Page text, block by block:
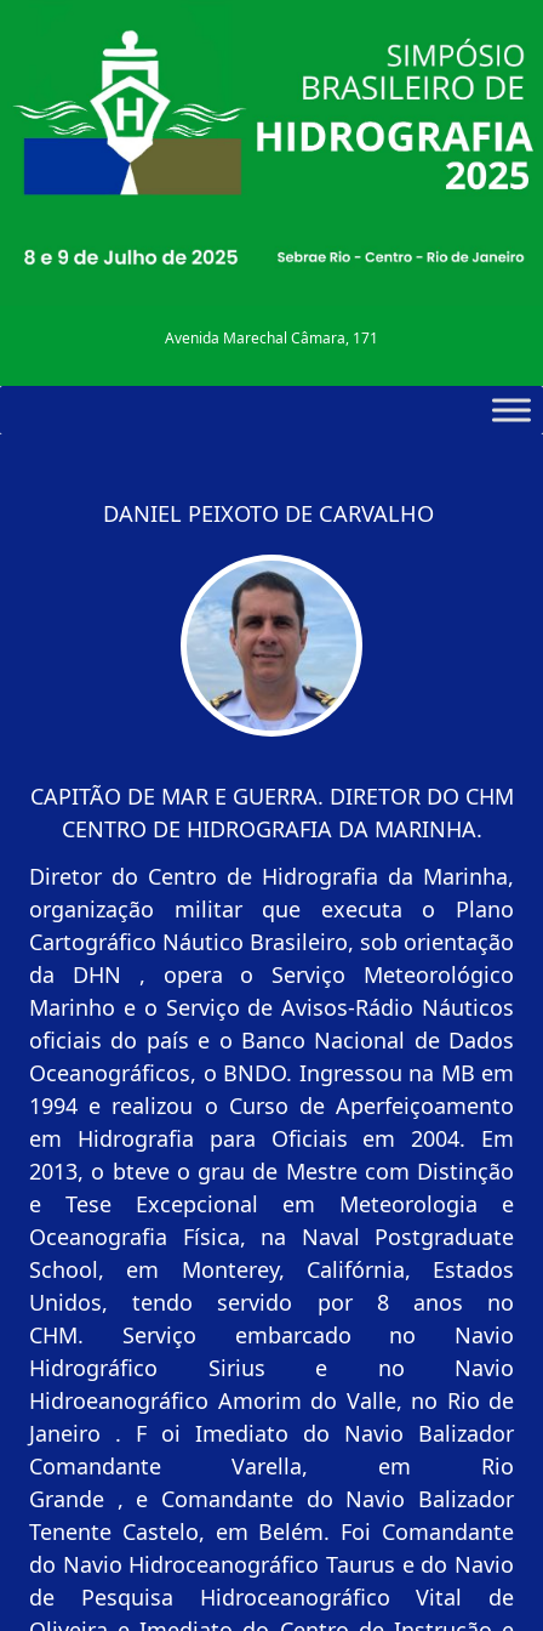
Avenida Marechal Câmara, 171
DANIEL PEIXOTO DE CARVALHO
CAPITÃO DE MAR E GUERRA. DIRETOR DO CHM
CENTRO DE HIDROGRAFIA DA MARINHA.
Diretor do Centro de Hidrografia da Marinha,
organização militar que executa o Plano
Cartográfico Náutico Brasileiro, sob orientação
da DHN , opera o Serviço Meteorológico
Marinho e o Serviço de Avisos-Rádio Náuticos
oficiais do país e o Banco Nacional de Dados
Oceanográficos, o BNDO. Ingressou na MB em
1994 e realizou o Curso de Aperfeiçoamento
em Hidrografia para Oficiais em 2004. Em
2013, o bteve o grau de Mestre com Distinção
e Tese Excepcional em Meteorologia e
Oceanografia Física, na Naval Postgraduate
School, em Monterey, Califórnia, Estados
Unidos, tendo servido por 8 anos no
CHM. Serviço embarcado no Navio
Hidrográfico Sirius e no Navio
Hidroeanográfico Amorim do Valle, no Rio de
Janeiro . F oi Imediato do Navio Balizador
Comandante Varella, em Rio
Grande , e Comandante do Navio Balizador
Tenente Castelo, em Belém. Foi Comandante
do Navio Hidroceanográfico Taurus e do Navio
de Pesquisa Hidroceanográfico Vital de